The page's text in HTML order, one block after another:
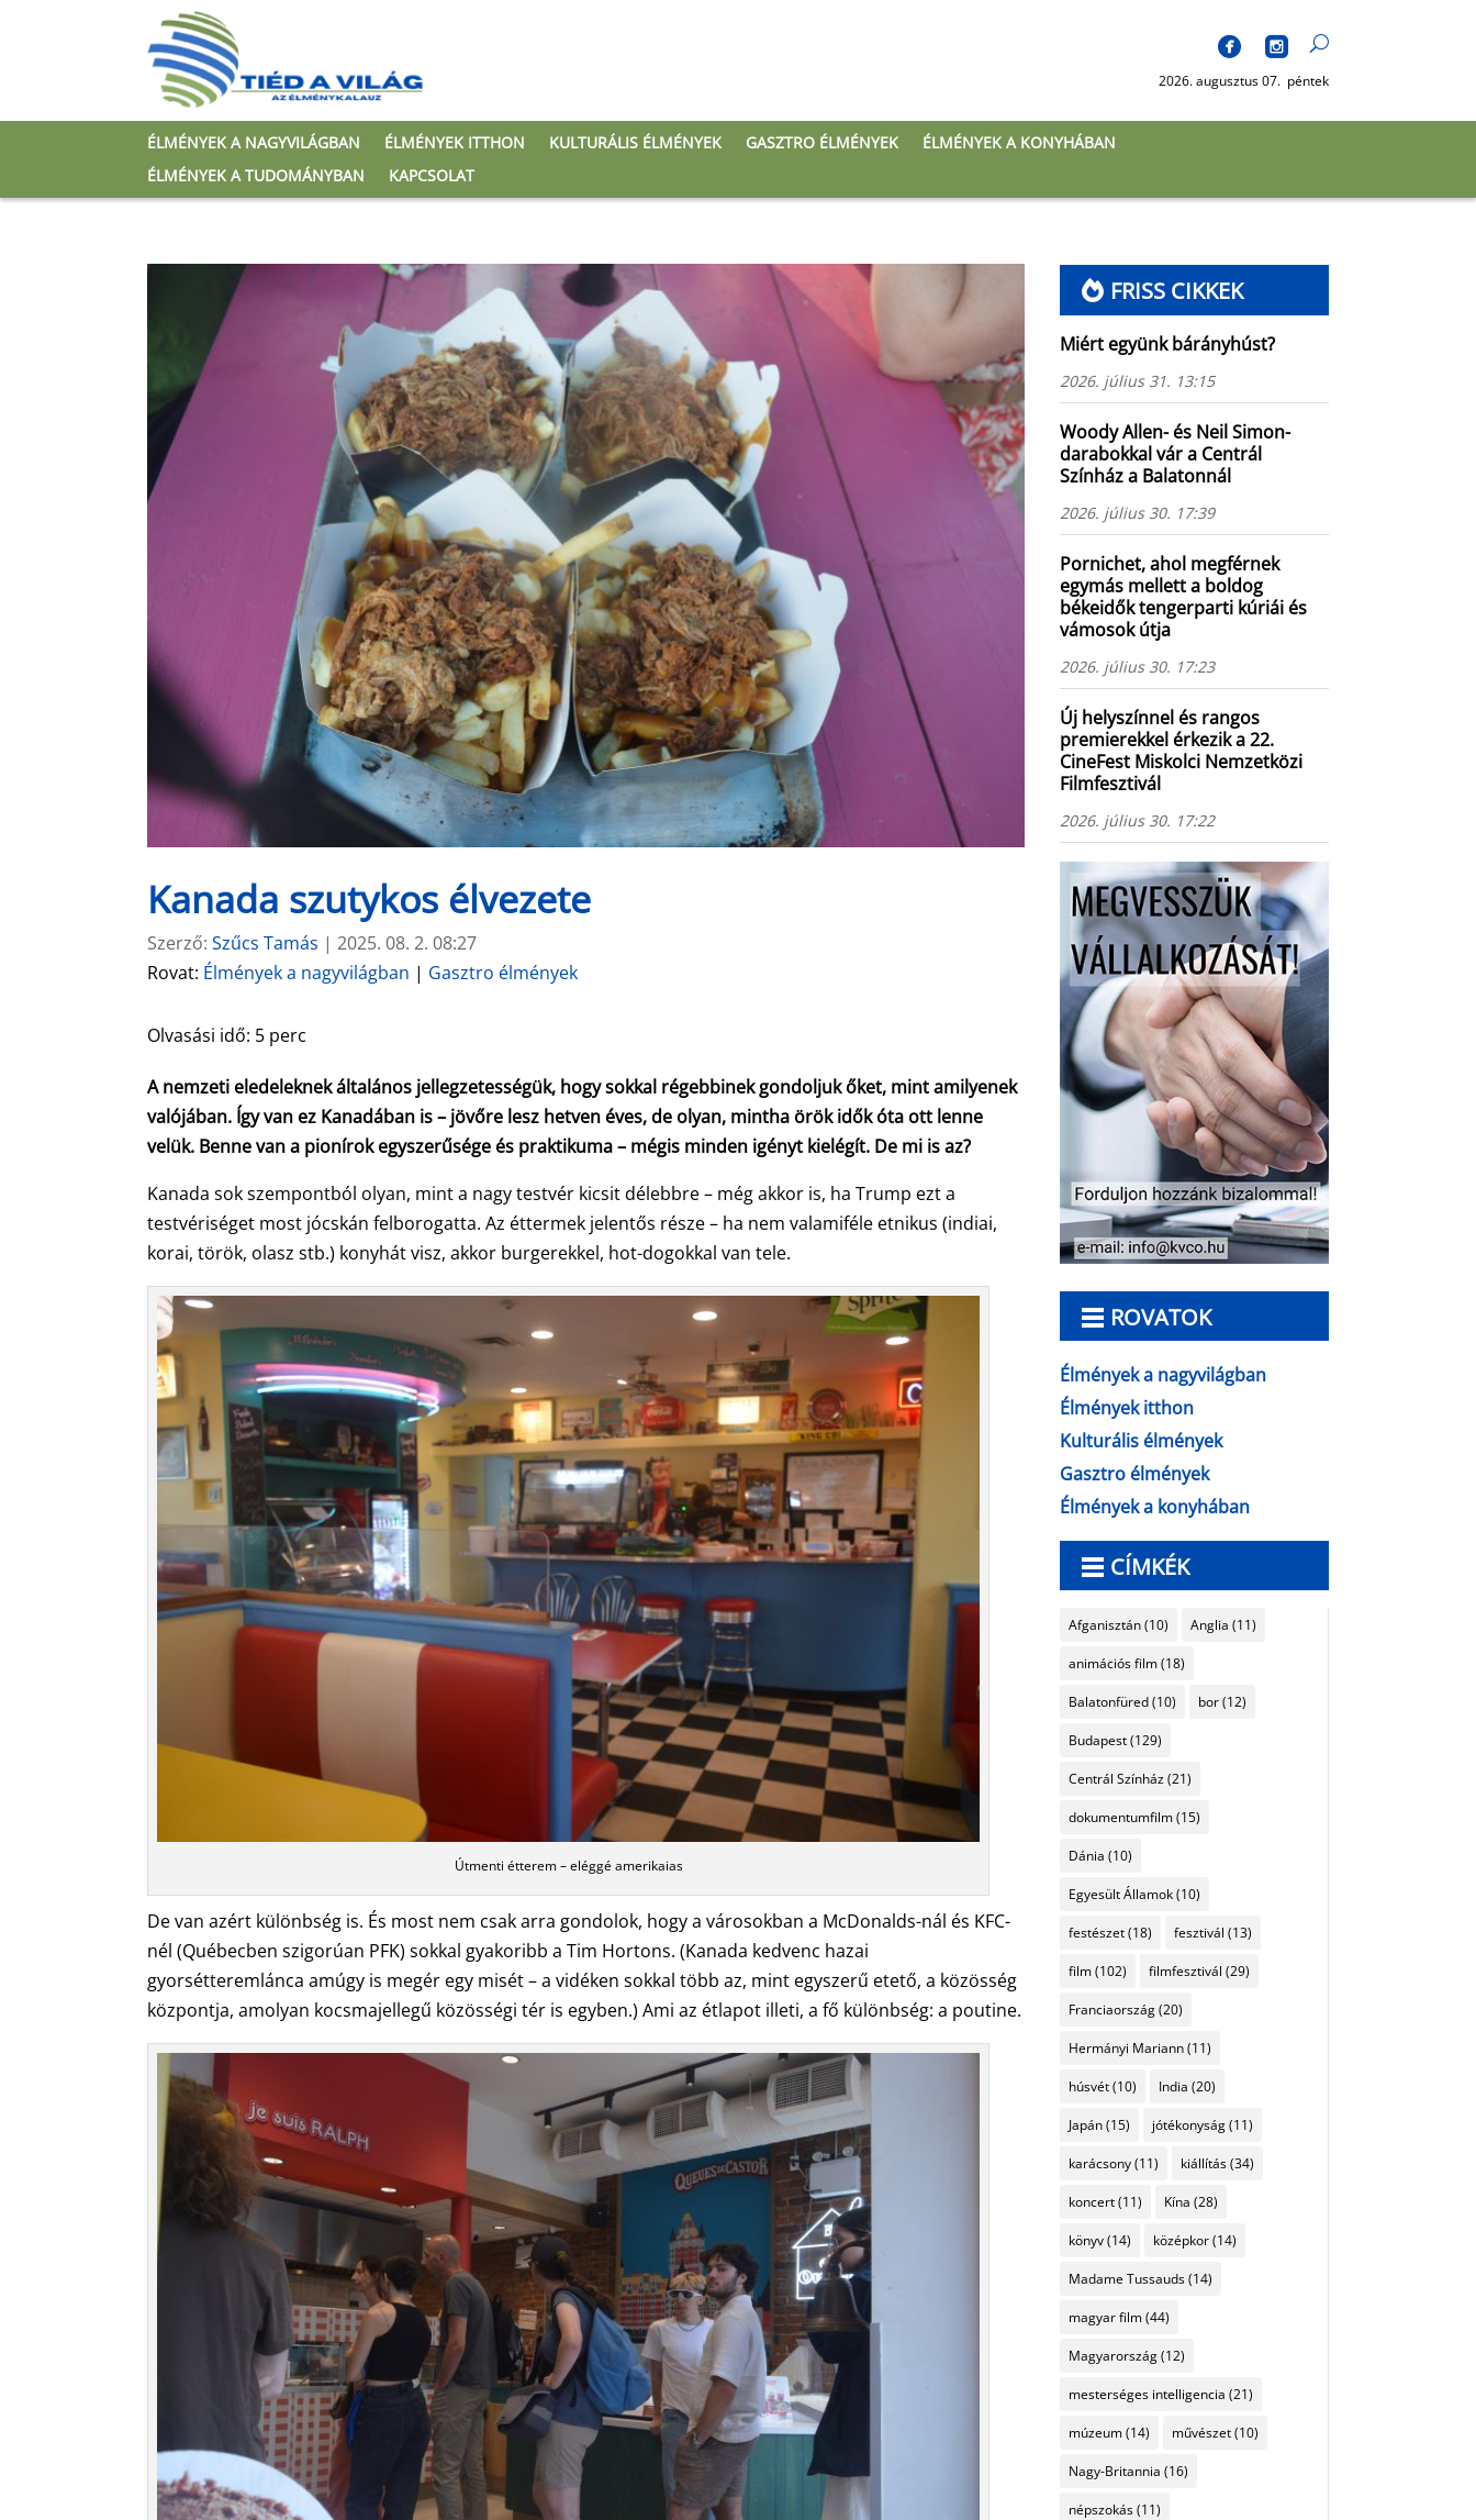
2026. augusztus 07. péntek
ÉLMÉNYEK A NAGYVILÁGBAN ÉLMÉNYEK ITTHON KULTURÁLIS ÉLMÉNYEK GASZTRO ÉLMÉNYEK
ÉLMÉNYEK A KONYHÁBAN
ÉLMÉNYEK A TUDOMÁNYBAN
KAPCSOLAT
Kanada szutykos élvezete
Szerző:Szűcs Tamás |2025. 08. 2. 08:27
Rovat: Élmények a nagyvilágban | Gasztro élmények
Olvasási idő: 5 perc
A nemzeti eledeleknek általános jellegzetességük, hogy sokkal régebbinek gondoljuk őket, mint amilyenek
valójában. Így van ez Kanadában is – jövőre lesz hetven éves, de olyan, mintha örök idők óta ott lenne
velük. Benne van a pionírok egyszerűsége és praktikuma – mégis minden igényt kielégít. De mi is az?
Kanada sok szempontból olyan, mint a nagy testvér kicsit délebbre – még akkor is, ha Trump ezt a
testvériséget most jócskán felborogatta. Az éttermek jelentős része – ha nem valamiféle etnikus (indiai,
korai, török, olasz stb.) konyhát visz, akkor burgerekkel, hot-dogokkal van tele.
Útmenti étterem – eléggé amerikaias
De van azért különbség is. És most nem csak arra gondolok, hogy a városokban a McDonalds-nál és KFC-
nél (Québecben szigorúan PFK) sokkal gyakoribb a Tim Hortons. (Kanada kedvenc hazai
gyorsétteremlánca amúgy is megér egy misét – a vidéken sokkal több az, mint egyszerű etető, a közösség
központja, amolyan kocsmajellegű közösségi tér is egyben.) Ami az étlapot illeti, a fő különbség: a poutine.
FRISS CIKKEK
Miért együnk bárányhúst?
2026. július 31. 13:15
Woody Allen- és Neil Simon-
darabokkal vár a Centrál
Színház a Balatonnál
2026. július 30. 17:39
Pornichet, ahol megférnek
egymás mellett a boldog
békeidők tengerparti kúriái és
vámosok útja
2026. július 30. 17:23
Új helyszínnel és rangos
premierekkel érkezik a 22.
CineFest Miskolci Nemzetközi
Filmfesztivál
2026. július 30. 17:22
ROVATOK
Élmények a nagyvilágban
Élmények itthon
Kulturális élmények
Gasztro élmények
Élmények a konyhában
CÍMKÉK
Afganisztán(10) Anglia (11)
animációs film(18)
Balatonfüred(10) bor(12)
Budapest(129)
Centrál Színház(21)
dokumentumfilm(15)
Dánia (10)
Egyesült Államok(10)
festészet(18) fesztivál (13)
film(102) filmfesztivál (29)
Franciaország(20)
Hermányi Mariann(11)
húsvét(10) India (20)
Japán(15) jótékonyság(11)
karácsony(11) kiállítás(34)
koncert(11) Kína (28)
könyv(14) középkor(14)
Madame Tussauds(14)
magyar film(44)
Magyarország(12)
mesterséges intelligencia (21)
múzeum(14) művészet(10)
Nagy-Britannia (16)
népszokás(11)